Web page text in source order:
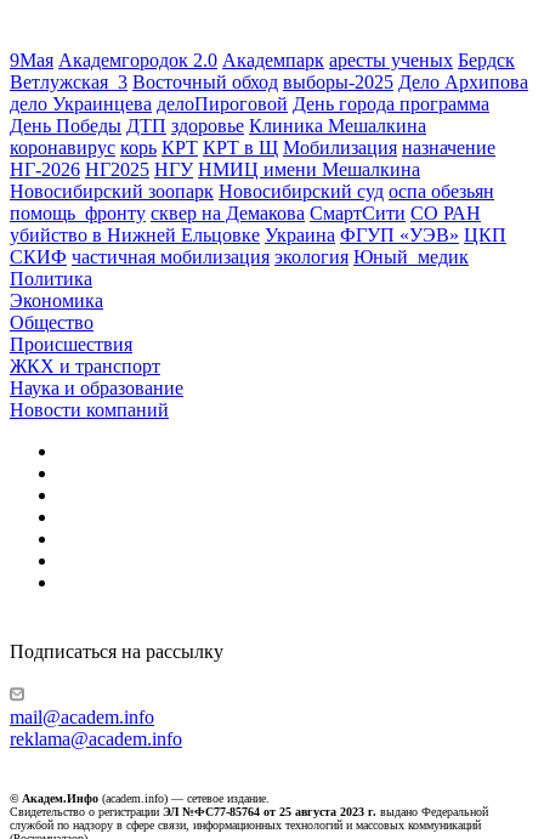
9Мая Академгородок 2.0 Академпарк аресты ученых Бердск
Ветлужская_3 Восточный обход выборы-2025 Дело Архипова
дело Украинцева делоПироговой День города программа
День Победы ДТП здоровье Клиника Мешалкина
коронавирус корь КРТ КРТ в Щ Мобилизация назначение
НГ-2026 НГ2025 НГУ НМИЦ имени Мешалкина
Новосибирский зоопарк Новосибирский суд оспа обезьян
помощь_фронту сквер на Демакова СмартСити СО РАН
убийство в Нижней Ельцовке Украина ФГУП «УЭВ» ЦКП
СКИФ частичная мобилизация экология Юный_медик
Политика
Экономика
Общество
Происшествия
ЖКХ и транспорт
Наука и образование
Новости компаний
Подписаться на рассылку
mail@academ.info
reklama@academ.info
© Академ.Инфо (academ.info) — сетевое издание.
Свидетельство о регистрации ЭЛ №ФС77-85764 от 25 августа 2023 г. выдано Федеральной
службой по надзору в сфере связи, информационных технологий и массовых коммуникаций